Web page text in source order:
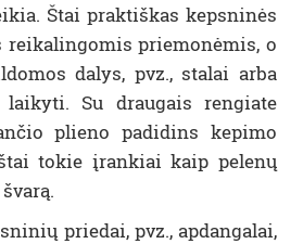
Štai praktiškas kepsninės
priemonėmis, o
dalys, pvz., stalai arba
Su draugais rengiate
plieno padidins kepimo
tokie įrankiai kaip pelenų
priedai, pvz., apdangalai,